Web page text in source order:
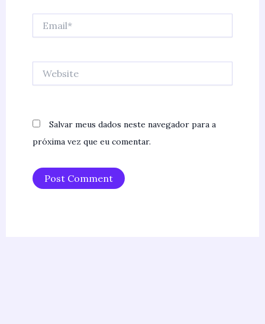
Salvar meus dados neste navegador para a
próxima vez que eu comentar.